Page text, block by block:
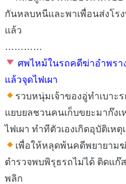
กันหลบหนีและพาเพื่อนส่งโร
แล้ว
…………
ศพไหม้ในรถคดีฆ่าอำพรา
แล้วจุดไฟเผา
รวบหนุ่มเจ้าของอู่ทำเบาะ
แยบยลชวนคนเก็บขยะมาก๊ง
ไฟเผา ทำทีตัวเองเกิดอุบัติเห
เพื่อให้หลุดพ้นคดีพยายาม
ตำรวจพบพิรุธรถไม่ได้ ติดแ
พลิก